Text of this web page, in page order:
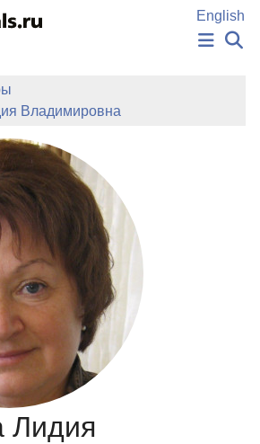
English
ИЗДАНИЯ
АВТОРЫ
РУКОПИСЬ
БАЗА ЗНАНИЙ
СЛОВА
Владимировна
Лидия